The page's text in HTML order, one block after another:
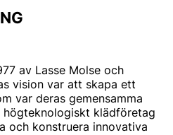
av Lasse Molse och
vision var att skapa ett
var deras gemensamma
högteknologiskt klädföretag
och konstruera innovativa